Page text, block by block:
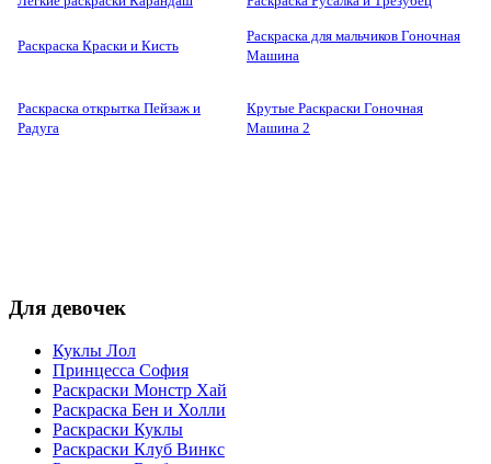
Раскраска Краски и Кисть
Раскраска для мальчиков Гоночная
Машина
Раскраска открытка Пейзаж и
Радуга
Крутые Раскраски Гоночная
Машина 2
Для девочек
Куклы Лол
Принцесса София
Раскраски Монстр Хай
Раскраска Бен и Холли
Раскраски Куклы
Раскраски Клуб Винкс